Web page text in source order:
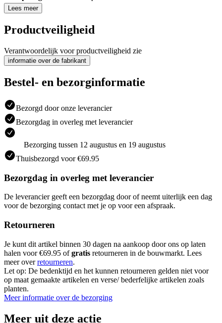
Lees meer
Productveiligheid
Verantwoordelijk voor productveiligheid zie
informatie over de fabrikant
Bestel- en bezorginformatie
Bezorgd door onze leverancier
Bezorgdag in overleg met leverancier
Bezorging tussen 12 augustus en 19 augustus
Thuisbezorgd voor €69.95
Bezorgdag in overleg met leverancier
De leverancier geeft een bezorgdag door of neemt uiterlijk een dag
voor de bezorging contact met je op voor een afspraak.
Retourneren
Je kunt dit artikel binnen 30 dagen na aankoop door ons op laten
halen voor €69.95 ofgratis retourneren in de bouwmarkt. Lees
meer overretourneren.
Let op: De bedenktijd en het kunnen retourneren gelden niet voor
op maat gemaakte artikelen en verse/ bederfelijke artikelen zoals
planten.
Meer informatie over de bezorging
Meer uit deze actie